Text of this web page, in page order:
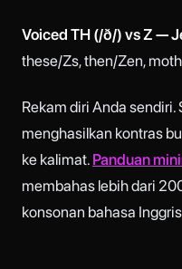
Voiced TH (/ð/) vs Z —
these/Zs, then/Zen,
Rekam diri Anda
menghasilkan kontras
ke kalimat. Panduan
membahas lebih dari
konsonan bahasa